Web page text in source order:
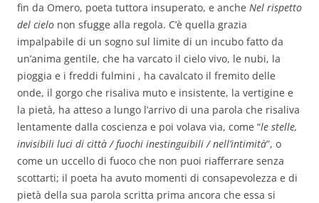
fin da Omero, poeta tuttora insuperato, e anche Nel rispetto
del cielo non sfugge alla regola. C’è quella grazia
impalpabile di un sogno sul limite di un incubo fatto da
un’anima gentile, che ha varcato il cielo vivo, le nubi, la
pioggia e i freddi fulmini , ha cavalcato il fremito delle
onde, il gorgo che risaliva muto e insistente, la vertigine e
la pietà, ha atteso a lungo l’arrivo di una parola che risaliva
lentamente dalla coscienza e poi volava via, come “le stelle,
invisibili luci di città / fuochi inestinguibili / nell’intimità”, o
come un uccello di fuoco che non puoi riafferrare senza
scottarti; il poeta ha avuto momenti di consapevolezza e di
pietà della sua parola scritta prima ancora che essa si